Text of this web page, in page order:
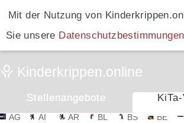
Mit der Nutzung von
Sie unsere Datenschutzbestimmungen
Stellenangebote
AG AI AR BL BS BE